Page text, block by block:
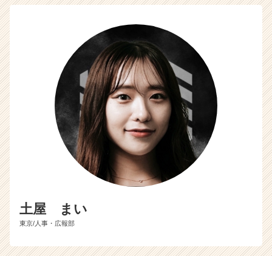
r
e
r）
土屋 まい
東京/人事・広報部